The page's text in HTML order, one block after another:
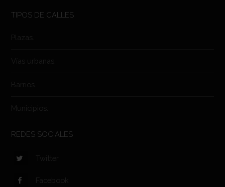
TIPOS DE CALLES
Plazas.
Vías urbanas.
Barrios.
Municipios.
REDES SOCIALES
Twitter
Facebook